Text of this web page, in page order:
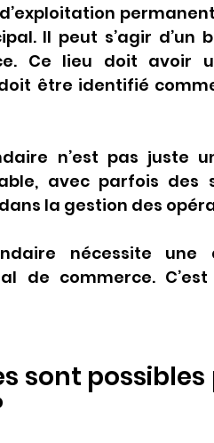
Il peut s’agir d’un
Ce lieu doit avoir
être identifié
n’est pas juste
avec parfois des
la gestion des
nécessite une
de commerce.
sont possibles